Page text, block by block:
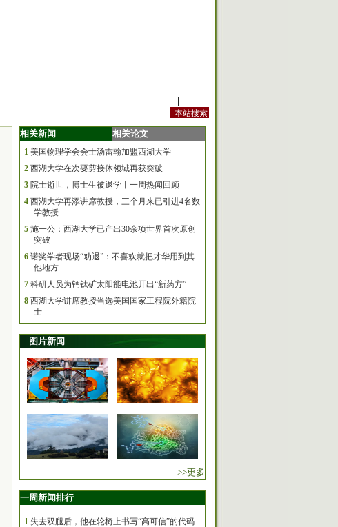
相关新闻 相关论文
1 美国物理学会会士汤雷翰加盟西湖大学
2 西湖大学在次要剪接体领域再获突破
3 院士逝世，博士生被退学丨一周热闻回顾
4 西湖大学再添讲席教授，三个月来已引进4名数
学教授
5 施一公：西湖大学已产出30余项世界首次原创
突破
6 诺奖学者现场“劝退”：不喜欢就把才华用到其
他地方
7 科研人员为钙钛矿太阳能电池开出“新药方”
8 西湖大学讲席教授当选美国国家工程院外籍院
士
图片新闻
>>更多
一周新闻排行
1 失去双腿后，他在轮椅上书写“高可信”的代码